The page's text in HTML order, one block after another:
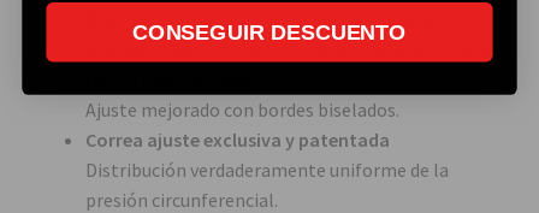
Ajuste mejorado con bordes biselados.
Correa ajuste exclusiva y patentada
Distribución verdaderamente uniforme de la
presión circunferencial.
CONSEGUIR DESCUENTO